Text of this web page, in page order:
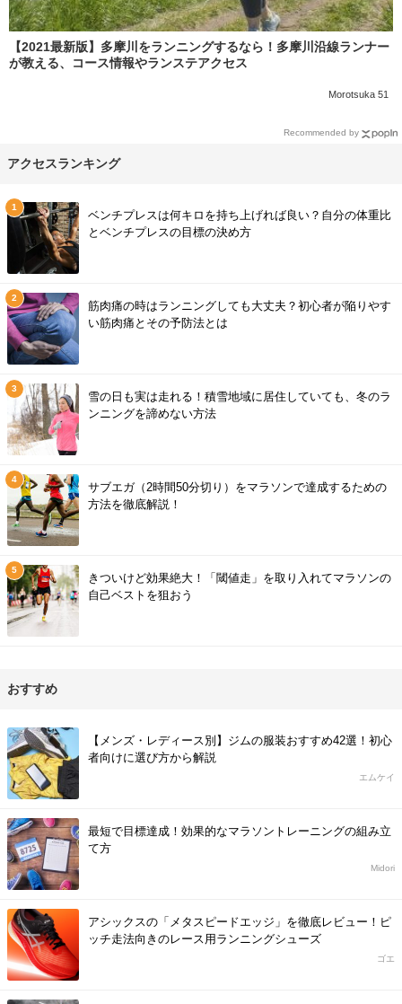
【2021最新版】多摩川をランニングするなら！多摩川沿線ランナー
が教える、コース情報やランステアクセス
Morotsuka 51
Recommended by
アクセスランキング
ベンチプレスは何キロを持ち上げれば良い？自分の体重比
とベンチプレスの目標の決め方
筋肉痛の時はランニングしても大丈夫？初心者が陥りやす
い筋肉痛とその予防法とは
雪の日も実は走れる！積雪地域に居住していても、冬のラ
ンニングを諦めない方法
サブエガ（2時間50分切り）をマラソンで達成するための
方法を徹底解説！
きついけど効果絶大！「閾値走」を取り入れてマラソンの
自己ベストを狙おう
おすすめ
【メンズ・レディース別】ジムの服装おすすめ42選！初心
者向けに選び方から解説
エムケイ
最短で目標達成！効果的なマラソントレーニングの組み立
て方
Midori
アシックスの「メタスピードエッジ」を徹底レビュー！ピ
ッチ走法向きのレース用ランニングシューズ
ゴエ